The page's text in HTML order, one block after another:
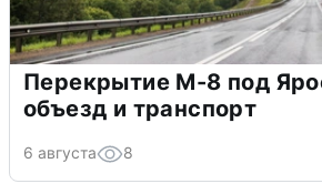
Перекрытие М-8 под
объезд и транспорт
6 августа 8